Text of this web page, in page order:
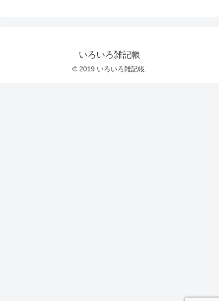
いろいろ雑記帳
© 2019 いろいろ雑記帳.